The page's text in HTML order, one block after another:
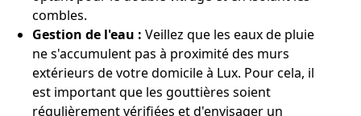
combles.
Gestion de l'eau : Veillez que les eaux de pluie
ne s'accumulent pas à proximité des murs
extérieurs de votre domicile à Lux. Pour cela, il
est important que les gouttières soient
régulièrement vérifiées et d'envisager un